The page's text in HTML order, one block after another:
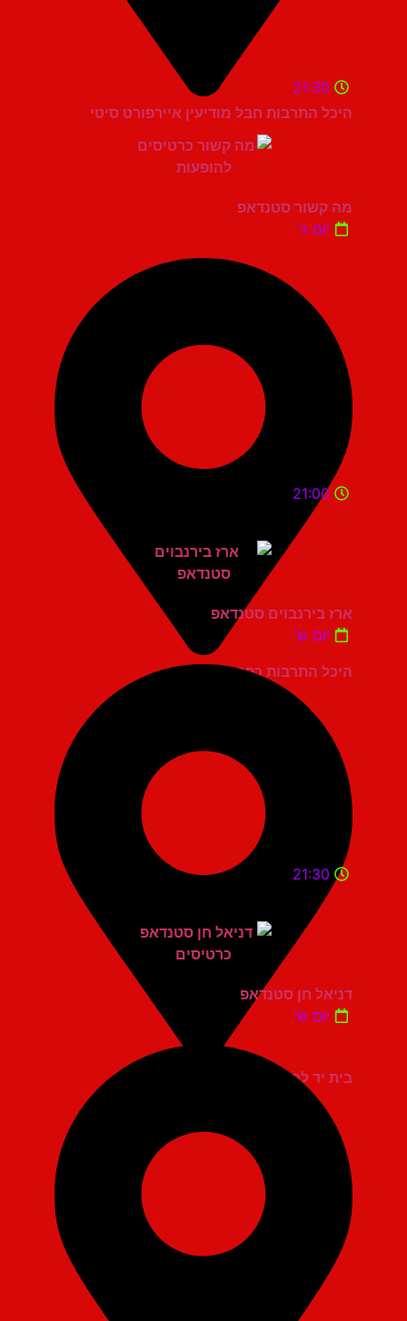
היכל התרבות חבל מודיעין איירפורט סיטי
21:30
מה קשור סטנדאפ
יום ג'
היכל התרבות כפר סבא
21:00
ארז בירנבוים סטנדאפ
יום ש'
בית יד לבנים אשדוד
21:30
דניאל חן סטנדאפ
יום ש'